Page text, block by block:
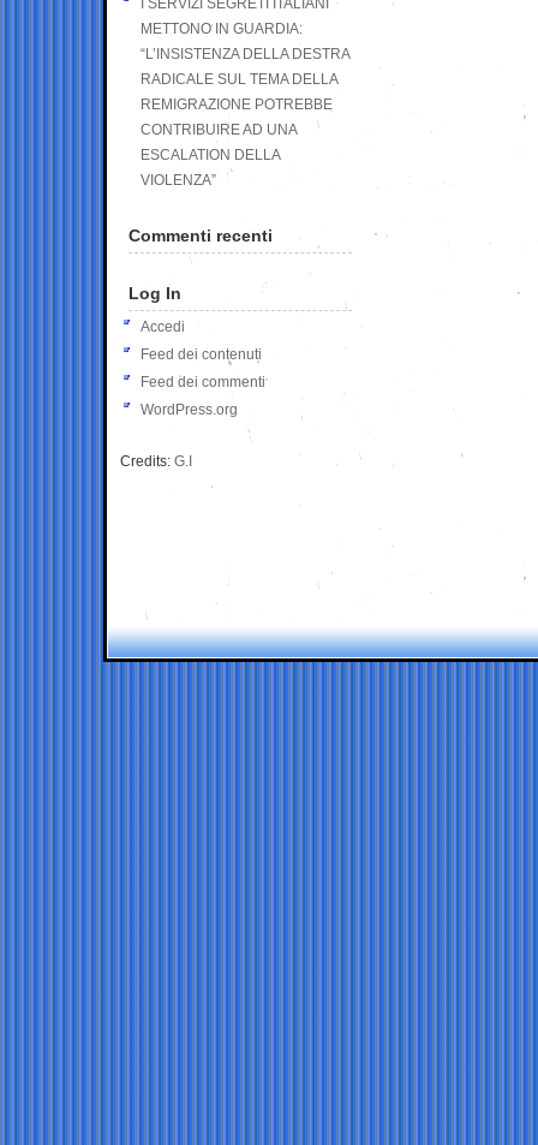
I SERVIZI SEGRETI ITALIANI
METTONO IN GUARDIA:
“L’INSISTENZA DELLA DESTRA
RADICALE SUL TEMA DELLA
REMIGRAZIONE POTREBBE
CONTRIBUIRE AD UNA
ESCALATION DELLA
VIOLENZA”
Commenti recenti
Log In
Accedi
Feed dei contenuti
Feed dei commenti
WordPress.org
Credits: G.I